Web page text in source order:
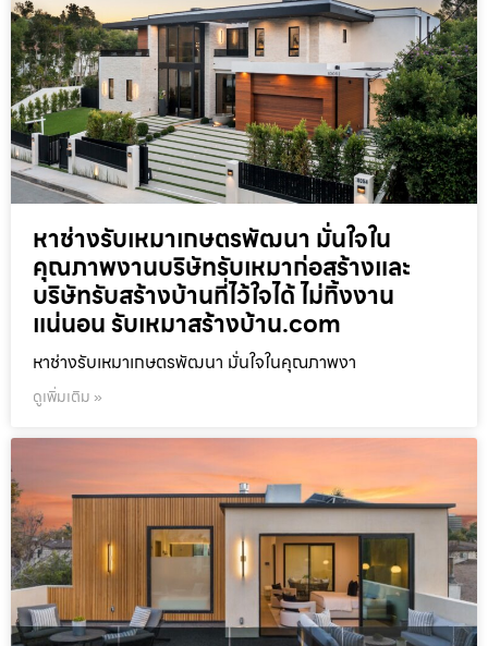
หาช่างรับเหมาเกษตรพัฒนา มั่นใจใน
คุณภาพงานบริษัทรับเหมาก่อสร้างและ
บริษัทรับสร้างบ้านที่ไว้ใจได้ ไม่ทิ้งงาน
แน่นอน รับเหมาสร้างบ้าน.com
หาช่างรับเหมาเกษตรพัฒนา มั่นใจในคุณภาพงา
ดูเพิ่มเติม »